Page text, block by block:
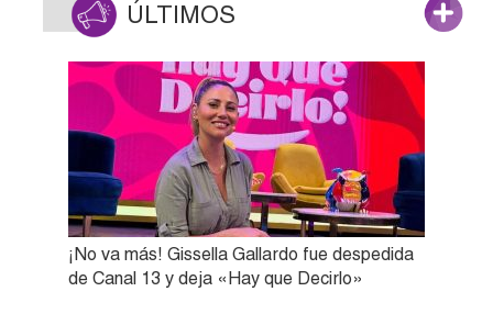
ÚLTIMOS
¡No va más! Gissella Gallardo fue despedida
de Canal 13 y deja «Hay que Decirlo»